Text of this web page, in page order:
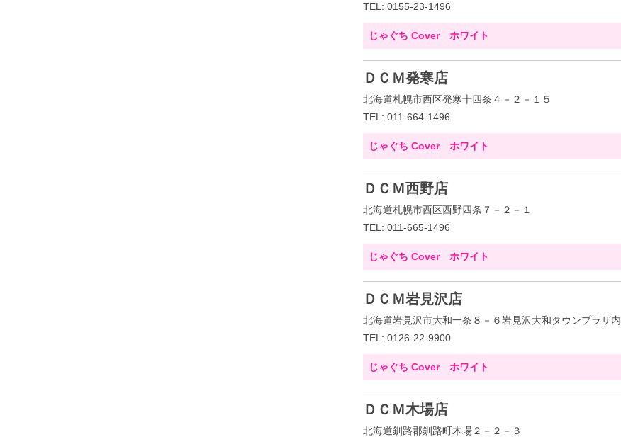
TEL: 0155-23-1496
じゃぐち Cover ホワイト
ＤＣＭ発寒店
北海道札幌市西区発寒十四条４－２－１５
TEL: 011-664-1496
じゃぐち Cover ホワイト
ＤＣＭ西野店
北海道札幌市西区西野四条７－２－１
TEL: 011-665-1496
じゃぐち Cover ホワイト
ＤＣＭ岩見沢店
北海道岩見沢市大和一条８－６岩見沢大和タウンプラザ内
TEL: 0126-22-9900
じゃぐち Cover ホワイト
ＤＣＭ木場店
北海道釧路郡釧路町木場２－２－３